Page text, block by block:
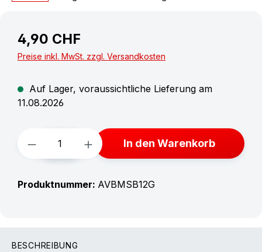
4,90 CHF
Preise inkl. MwSt. zzgl. Versandkosten
Auf Lager, voraussichtliche Lieferung am
11.08.2026
Produkt Anzahl: Gib den
In den Warenkorb
Produktnummer: AVBMSB12G
BESCHREIBUNG